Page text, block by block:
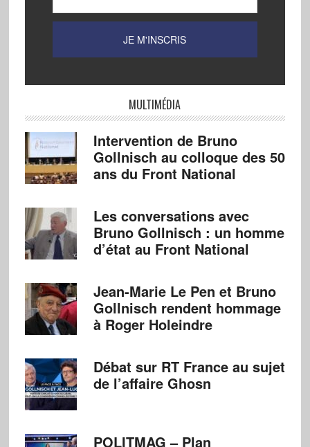
MULTIMÉDIA
Intervention de Bruno
Gollnisch au colloque des 50
ans du Front National
Les conversations avec
Bruno Gollnisch : un homme
d’état au Front National
Jean-Marie Le Pen et Bruno
Gollnisch rendent hommage
à Roger Holeindre
Débat sur RT France au sujet
de l’affaire Ghosn
POLITMAG – Plan